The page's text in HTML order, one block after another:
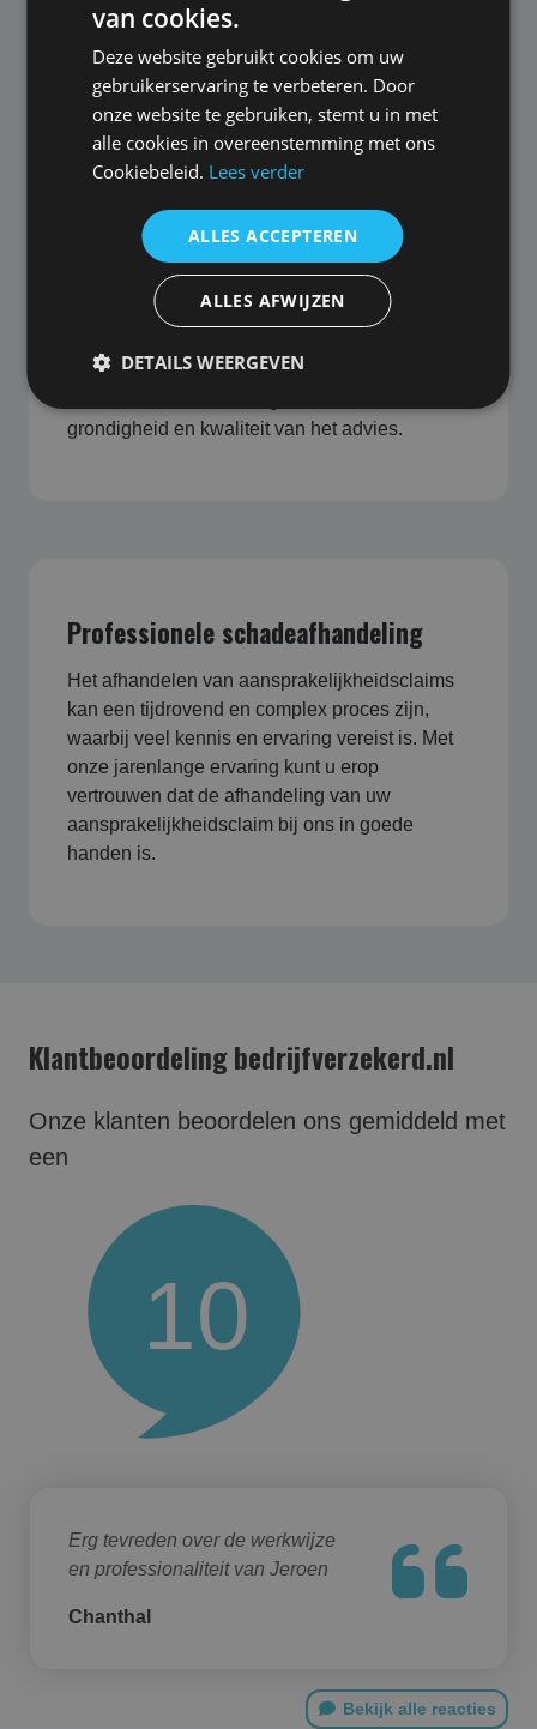
van het advies. Daardoor bent u verzekerd van
objectieve en eerlijke begeleiding bij het
nemen van belangrijke beslissingen.
Snel, correct en grondig
U wilt snel kunnen inspelen op veranderingen
en staan bekend om onze snelle reactie,
grondigheid en kwaliteit van het advies.
Professionele schadeafhandeling
Het afhandelen van aansprakelijkheidsclaims
kan een tijdrovend en complex proces zijn,
waarbij veel kennis en ervaring vereist is. Met
onze jarenlange ervaring kunt u erop
vertrouwen dat de afhandeling van uw
aansprakelijkheidsclaim bij ons in goede
handen is.
Klantbeoordeling bedrijfverzekerd.nl
Onze klanten beoordelen ons gemiddeld met
een
10
Erg tevreden over de werkwijze
en professionaliteit van Jeroen
Chanthal
Bekijk alle reacties
van cookies.
Deze website gebruikt cookies om uw
gebruikerservaring te verbeteren. Door
onze website te gebruiken, stemt u in met
alle cookies in overeenstemming met ons
Cookiebeleid. Lees verder
ALLES ACCEPTEREN
ALLES AFWIJZEN
DETAILS WEERGEVEN